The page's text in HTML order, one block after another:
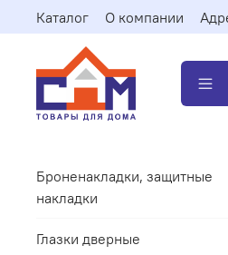
Каталог О компании
Броненакладки, защитные
накладки
Глазки дверные